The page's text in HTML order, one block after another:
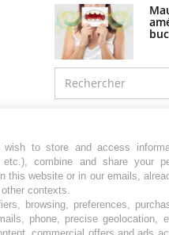
les meilleures
to store and access
combine and share your
this website or in our emails,
contexts.
browsing, preferences,
phone, precise geolocation,